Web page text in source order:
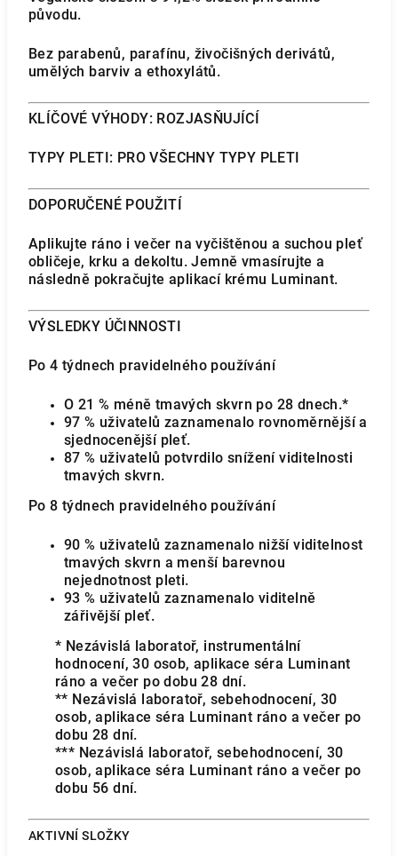
původu.
Bez parabenů, parafínu, živočišných derivátů,
umělých barviv a ethoxylátů.
KLÍČOVÉ VÝHODY: ROZJASŇUJÍCÍ
TYPY PLETI: PRO VŠECHNY TYPY PLETI
DOPORUČENÉ POUŽITÍ
Aplikujte ráno i večer na vyčištěnou a suchou pleť
obličeje, krku a dekoltu. Jemně vmasírujte a
následně pokračujte aplikací krému Luminant.
VÝSLEDKY ÚČINNOSTI
Po 4 týdnech pravidelného používání
O 21 % méně tmavých skvrn po 28 dnech.*
97 % uživatelů zaznamenalo rovnoměrnější a
sjednocenější pleť.
87 % uživatelů potvrdilo snížení viditelnosti
tmavých skvrn.
Po 8 týdnech pravidelného používání
90 % uživatelů zaznamenalo nižší viditelnost
tmavých skvrn a menší barevnou
nejednotnost pleti.
93 % uživatelů zaznamenalo viditelně
zářivější pleť.
* Nezávislá laboratoř, instrumentální
hodnocení, 30 osob, aplikace séra Luminant
ráno a večer po dobu 28 dní.
** Nezávislá laboratoř, sebehodnocení, 30
osob, aplikace séra Luminant ráno a večer po
dobu 28 dní.
*** Nezávislá laboratoř, sebehodnocení, 30
osob, aplikace séra Luminant ráno a večer po
dobu 56 dní.
AKTIVNÍ SLOŽKY